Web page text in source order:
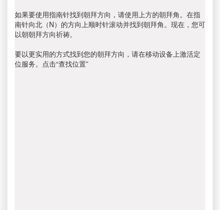
如果要使用指南针找到朝拜方向，请使用上方的朝拜角。在指
南针向北（N）的方向上顺时针滚动并找到朝拜角。现在，您可
以朝朝拜方向祈祷。
要以更实用的方式找到您的朝拜方向，请在移动设备上激活定
位服务。点击“查找位置”